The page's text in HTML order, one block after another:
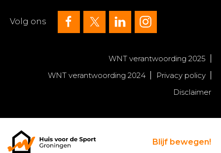
Volg ons
WNT verantwoording 2025
WNT verantwoording 2024
Privacy policy
Disclaimer
Blijf bewegen!